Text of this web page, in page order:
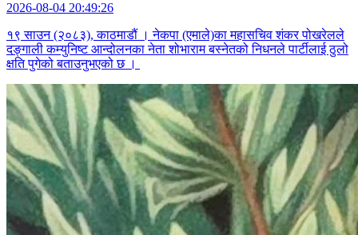
2026-08-04 20:49:26
१९ साउन (२०८३), काठमाडौं । नेकपा (एमाले)का महासचिव शंकर पोखरेलले
दङ्गाली कम्युनिष्ट आन्दोलनका नेता शोभाराम बस्नेतको निधनले पार्टीलाई ठुलो
क्षति पुगेको बताउनुभएको छ ।